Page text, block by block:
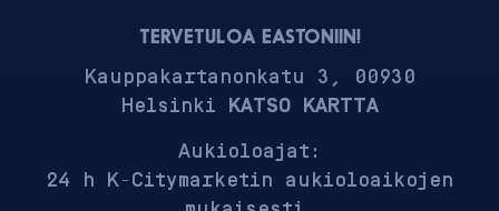
TERVETULOA EASTONIIN!
Kauppakartanonkatu 3, 00930
Helsinki KATSO KARTTA
Aukioloajat:
24 h K-Citymarketin aukioloaikojen